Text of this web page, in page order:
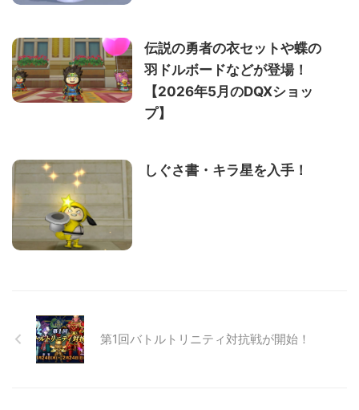
伝説の勇者の衣セットや蝶の
羽ドルボードなどが登場！
【2026年5月のDQXショッ
プ】
しぐさ書・キラ星を入手！
第1回バトルトリニティ対抗戦が開始！